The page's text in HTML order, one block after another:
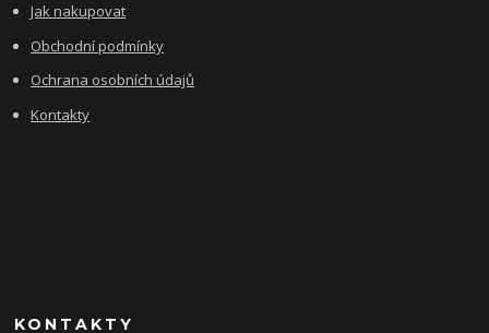
Jak nakupovat
Obchodní podmínky
Ochrana osobních údajů
Kontakty
KONTAKTY